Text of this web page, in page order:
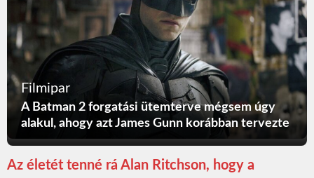
Filmipar
A Batman 2 forgatási ütemterve mégsem úgy
alakul, ahogy azt James Gunn korábban tervezte
Az életét tenné rá Alan Ritchson, hogy a